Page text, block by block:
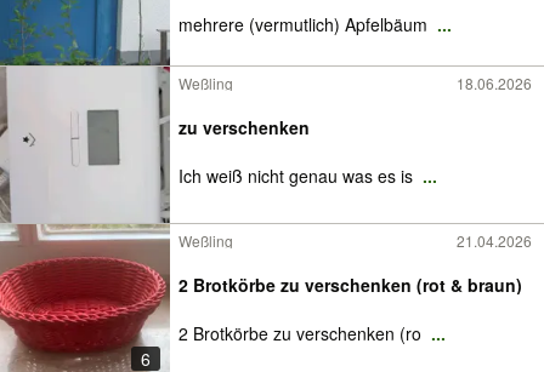
mehrere (vermutlich) Apfelbäum ...
Weßling 18.06.2026
zu verschenken
Ich weiß nicht genau was es is ...
6
Weßling 21.04.2026
2 Brotkörbe zu verschenken (rot & braun)
2 Brotkörbe zu verschenken (ro ...